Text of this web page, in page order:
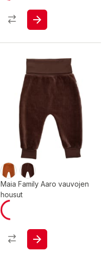
Maia Family Aaro vauvojen
housut